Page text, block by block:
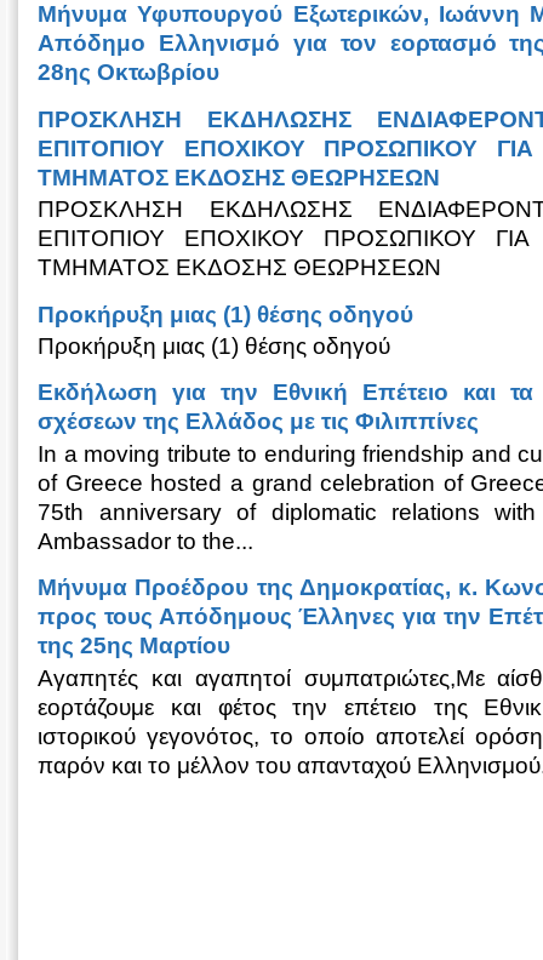
Μήνυμα Υφυπουργού Εξωτερικών, Iωάννη
Απόδημο Ελληνισμό για τον εορτασμό της
28ης Οκτωβρίου
ΠΡΟΣΚΛΗΣΗ ΕΚΔΗΛΩΣΗΣ
ΕΠΙΤΟΠΙΟΥ ΕΠΟΧΙΚΟΥ ΠΡΟΣΩΠΙΚΟΥ
ΤΜΗΜΑΤΟΣ ΕΚΔΟΣΗΣ ΘΕΩΡΗΣΕΩΝ
ΠΡΟΣΚΛΗΣΗ ΕΚΔΗΛΩΣΗΣ
ΕΠΙΤΟΠΙΟΥ ΕΠΟΧΙΚΟΥ ΠΡΟΣΩΠΙΚΟΥ
ΤΜΗΜΑΤΟΣ ΕΚΔΟΣΗΣ ΘΕΩΡΗΣΕΩΝ
Προκήρυξη μιας (1) θέσης οδηγού
Προκήρυξη μιας (1) θέσης οδηγού
Εκδήλωση για την Εθνική Επέτειο και
σχέσεων της Ελλάδος με τις Φιλιππίνες
In a moving tribute to enduring friendship and
of Greece hosted a grand celebration of
75th anniversary of diplomatic relations
Ambassador to the...
Μήνυμα Προέδρου της Δημοκρατίας, κ.
προς τους Απόδημους Έλληνες για την
της 25ης Μαρτίου
Αγαπητές και αγαπητοί συμπατριώτες,Με
εορτάζουμε και φέτος την επέτειο της
ιστορικού γεγονότος, το οποίο αποτελεί
παρόν και το μέλλον του απανταχού